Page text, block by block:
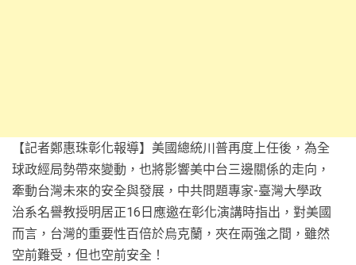
【記者鄭惠珠彰化報導】美國總統川普再度上任後，為全
球政經局勢帶來變動，也將影響美中台三邊關係的走向，
牽動台灣未來的安全與發展，中共問題專家-臺灣大學政
治系名譽教授明居正16日應邀在彰化演講時指出，對美國
而言，台灣的重要性百倍於烏克蘭，夾在兩強之間，雖然
空前難受，但也空前安全！